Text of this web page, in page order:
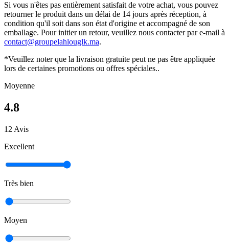
Si vous n'êtes pas entièrement satisfait de votre achat, vous pouvez
retourner le produit dans un délai de 14 jours après réception, à
condition qu'il soit dans son état d'origine et accompagné de son
emballage. Pour initier un retour, veuillez nous contacter par e-mail à
contact@groupelahlouglk.ma.
*Veuillez noter que la livraison gratuite peut ne pas être appliquée
lors de certaines promotions ou offres spéciales..
Moyenne
4.8
12 Avis
Excellent
Très bien
Moyen